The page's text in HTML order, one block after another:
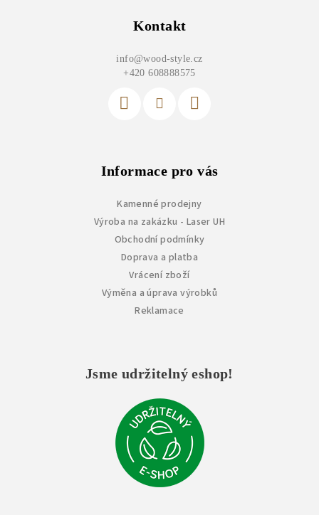
Kontakt
info@wood-style.cz
+420 608888575
Informace pro vás
Kamenné prodejny
Výroba na zakázku - Laser UH
Obchodní podmínky
Doprava a platba
Vrácení zboží
Výměna a úprava výrobků
Reklamace
Jsme udržitelný eshop!